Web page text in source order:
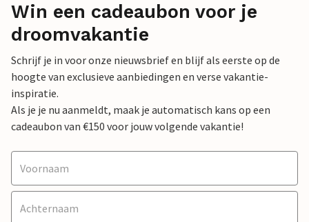
Win een cadeaubon voor je
droomvakantie
Schrijf je in voor onze nieuwsbrief en blijf als eerste op de
hoogte van exclusieve aanbiedingen en verse vakantie-
inspiratie.
Als je je nu aanmeldt, maak je automatisch kans op een
cadeaubon van €150 voor jouw volgende vakantie!